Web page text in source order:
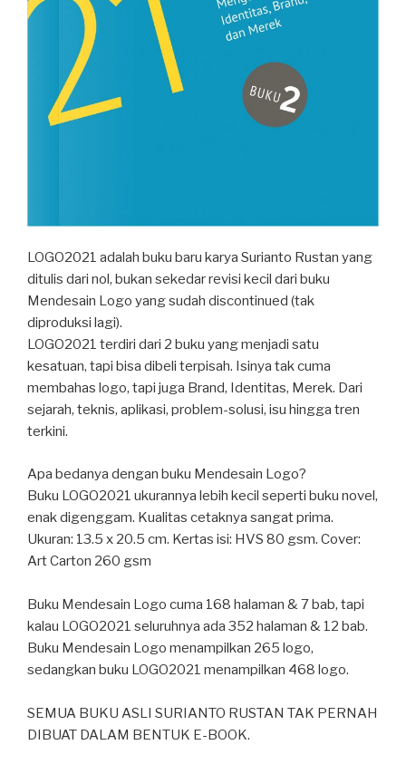
LOGO2021 adalah buku baru karya Surianto Rustan yang
ditulis dari nol, bukan sekedar revisi kecil dari buku
Mendesain Logo yang sudah discontinued (tak
diproduksi lagi).⁣
LOGO2021 terdiri dari 2 buku yang menjadi satu
kesatuan, tapi bisa dibeli terpisah. Isinya tak cuma
membahas logo, tapi juga Brand, Identitas, Merek. Dari
sejarah, teknis, aplikasi, problem-solusi, isu hingga tren
terkini.⁣
Apa bedanya dengan buku Mendesain Logo?⁣
Buku LOGO2021 ukurannya lebih kecil seperti buku novel,
enak digenggam. Kualitas cetaknya sangat prima.
⁣Ukuran: 13.5 x 20.5 cm⁣. Kertas isi: HVS 80 gsm⁣. Cover:
Art Carton 260 gsm⁣
Buku Mendesain Logo cuma 168 halaman & 7 bab, tapi
kalau LOGO2021 seluruhnya ada 352 halaman & 12 bab.
Buku Mendesain Logo menampilkan 265 logo,
sedangkan buku LOGO2021 menampilkan 468 logo.⁣
SEMUA BUKU ASLI SURIANTO RUSTAN TAK PERNAH
DIBUAT DALAM BENTUK E-BOOK.